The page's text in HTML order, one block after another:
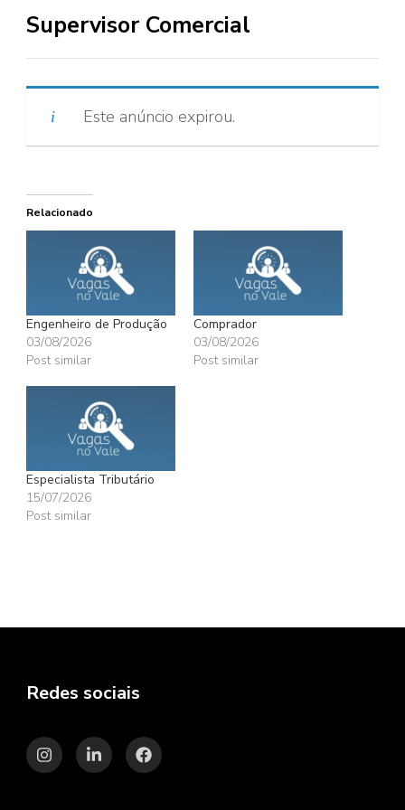
Supervisor Comercial
Este anúncio expirou.
Relacionado
Engenheiro de Produção
03/08/2026
Post similar
Comprador
03/08/2026
Post similar
Especialista Tributário
15/07/2026
Post similar
Redes sociais